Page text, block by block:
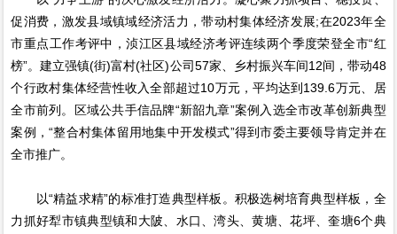
促消费，激发县域镇域经济活力，带动村集体经济发展;在2023年全
市重点工作考评中，浈江区县域经济考评连续两个季度荣登全市“红
榜”。建立强镇(街)富村(社区)公司57家、乡村振兴车间12间，带动48
个行政村集体经营性收入全部超过10万元，平均达到139.6万元、居
全市前列。区域公共手信品牌“新韶九章”案例入选全市改革创新典型
案例，“整合村集体留用地集中开发模式”得到市委主要领导肯定并在
全市推广。
以“精益求精”的标准打造典型样板。积极选树培育典型样板，全
力抓好犁市镇典型镇和大陂、水口、湾头、黄塘、花坪、奎塘6个典